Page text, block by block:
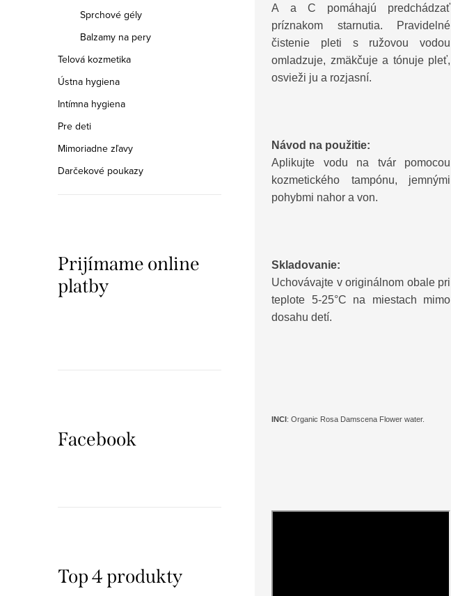
Sprchové gély
Balzamy na pery
Telová kozmetika
Ústna hygiena
Intímna hygiena
Pre deti
Mimoriadne zľavy
Darčekové poukazy
Prijímame online
platby
Facebook
Top 4 produkty
A a C pomáhajú predchádzať
príznakom starnutia. Pravidelné
čistenie pleti s ružovou vodou
omladzuje, zmäkčuje a tónuje pleť,
osvieži ju a rozjasní.
Návod na použitie:
Aplikujte vodu na tvár pomocou
kozmetického tampónu, jemnými
pohybmi nahor a von.
Skladovanie:
Uchovávajte v originálnom obale pri
teplote 5-25°C na miestach mimo
dosahu detí.
INCI: Organic Rosa Damscena Flower water.